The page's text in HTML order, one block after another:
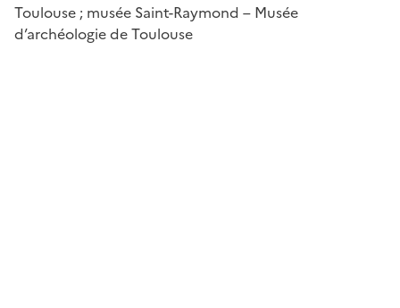
Toulouse ; musée Saint-Raymond – Musée
d’archéologie de Toulouse